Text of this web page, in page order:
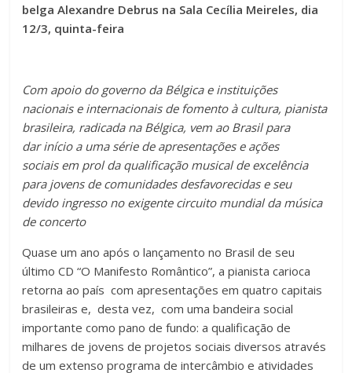
belga Alexandre Debrus na Sala Cecília Meireles, dia
12/3, quinta-feira
Com apoio do governo da Bélgica e instituições
nacionais e internacionais de fomento à cultura, pianista
brasileira, radicada na Bélgica, vem ao Brasil para
dar início a uma série de apresentações e ações
sociais em prol da qualificação musical de excelência
para jovens de comunidades desfavorecidas e seu
devido ingresso no exigente circuito mundial da música
de concerto
Quase um ano após o lançamento no Brasil de seu
último CD “O Manifesto Romântico”, a pianista carioca
retorna ao país com apresentações em quatro capitais
brasileiras e, desta vez, com uma bandeira social
importante como pano de fundo: a qualificação de
milhares de jovens de projetos sociais diversos através
de um extenso programa de intercâmbio e atividades